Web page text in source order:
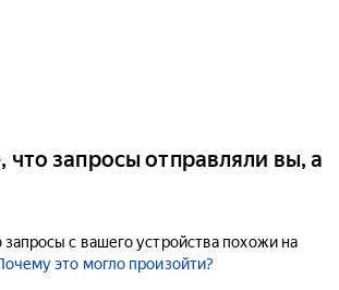
что запросы отправляли вы, а
с вашего устройства похожи на
это могло произойти?